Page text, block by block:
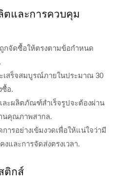
ตและการควบคุม
กจัดซื้อให้ตรงตามข้อกำหนด
เสร็จสมบูรณ์ภายในประมาณ 30
ซื้อ.
ะผลิตภัณฑ์สำเร็จรูปจะต้องผ่าน
นคุณภาพสากล.
ารอย่างเข้มงวดเพื่อให้แน่ใจว่ามี
งและการจัดส่งตรงเวลา.
ติกส์